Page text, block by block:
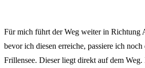
Für mich führt der Weg weiter in Richtung
bevor ich diesen erreiche, passiere ich
Frillensee. Dieser liegt direkt auf dem